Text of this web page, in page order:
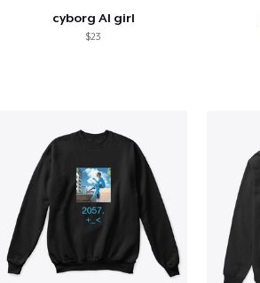
cyborg AI girl
$23